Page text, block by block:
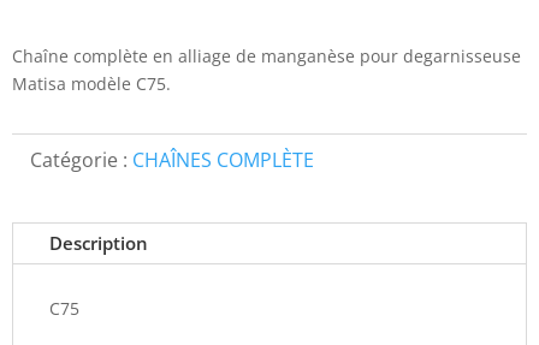
Chaîne complète en alliage de manganèse pour degarnisseuse
Matisa modèle C75.
Catégorie : CHAÎNES COMPLÈTE
Description
C75